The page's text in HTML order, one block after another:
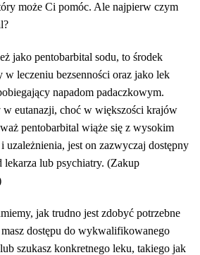
może Ci pomóc. Ale najpierw czym
jako pentobarbital sodu, to środek
w leczeniu bezsenności oraz jako lek
napadom padaczkowym.
w eutanazji, choć w większości krajów
pentobarbital wiąże się z wysokim
uzależnienia, jest on zazwyczaj dostępny
lekarza lub psychiatry. (Zakup
jak trudno jest zdobyć potrzebne
dostępu do wykwalifikowanego
szukasz konkretnego leku, takiego jak